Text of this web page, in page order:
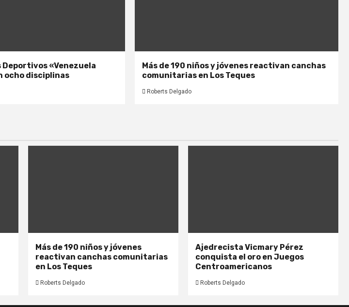
«Venezuela
ocho disciplinas
Más de 190 niños y jóvenes reactivan canchas
comunitarias en Los Teques
Roberts Delgado
Más de 190 niños y jóvenes
reactivan canchas comunitarias
en Los Teques
Roberts Delgado
Ajedrecista Vicmary Pérez
conquista el oro en Juegos
Centroamericanos
Roberts Delgado